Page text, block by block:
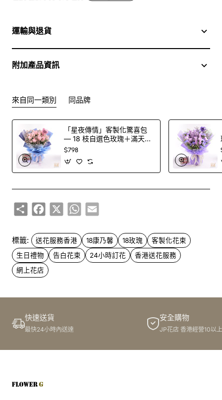
答：這束「雙十八愛戀」就是您的「**剛剛好**」宣言！我
港**全境覆蓋。這束花是雙重浪漫：**18 枝康乃馨**（代
表濃濃的愛與祝福）加上 **18 枝玫瑰**（象徵真誠與愛
的最佳選擇。我們保證，透過我們便捷的**網上訂花**流
問：如何客製化這束花，讓它在眾多
**香港送花服務**中擁有「獨家配
方」？
能實現！我們深知這份真摯的情感值得獨一無二的設計。我
色多達 100 種以上**！您可以搭配一個**客製化氣球**，讓
花束更具驚喜感。我們的**花店客製化服務**還包括**絲帶
印字**和**客製化心意卡**，將「雙十八愛戀」背後的所有
承諾透過文字傳遞，讓收花人感受到無與倫比的專屬關懷。
送達嗎？
答：當然可以！我們是您的「**24 小時訂花**與**送花服
運輸與退貨
附加產品資訊
來自同一類別 同品牌
「星夜傳情」客製化驚喜包
— 18 枝自選色玫瑰＋滿天星
花束＋印字氣球（100 色玫
$798
ShareFacebook
X WhatsApp
Email
標籤: 送花服務香港 18康乃馨 18玫瑰
客製化花束
生日禮物
告白花束 24小時訂花
香港送花服務
網上花店
快速送貨
最快24小時內送達
安全購物
JP花店 香港經營10以